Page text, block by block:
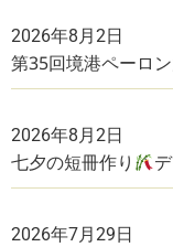
2026年8月2日
第35回境港ペーロ
2026年8月2日
七夕の短冊作り
2026年7月29日